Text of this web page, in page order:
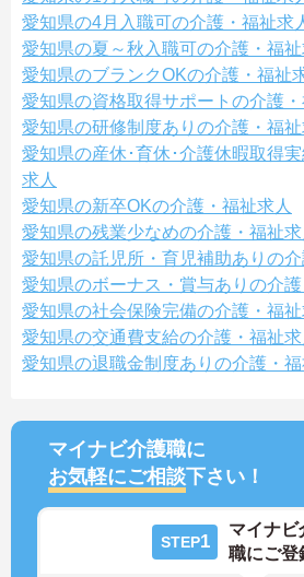
愛知県の4月入職可の介護・福祉求
愛知県の夏～秋入職可の介護・福祉
愛知県のブランクOKの介護・福祉
愛知県の資格取得サポートの介護・
愛知県の研修制度ありの介護・福祉
愛知県の産休･育休･介護休暇取得
求人
愛知県の新卒OKの介護・福祉求人
愛知県の残業少なめの介護・福祉求
愛知県の託児所・育児補助ありの介
愛知県のボーナス・賞与ありの介護
愛知県の社会保険完備の介護・福祉
愛知県の交通費支給の介護・福祉求
愛知県の退職金制度ありの介護・福
マイナビ介護職に
お気軽にご相談下さい！
STEP1
マイナビ
職にご登